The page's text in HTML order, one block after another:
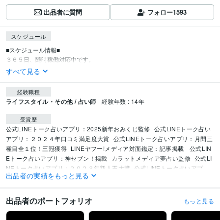
出品者に質問 フォロー1593
スケジュール
■スケジュール情報■
３６５日、随時稼働対応中です。
すべて見る
経験職種
ライフスタイル・その他 / 占い師 経験年数 : 14年
受賞歴
公式LINEトーク占いアプリ：2025新年おみくじ監修 公式LINEトーク占い
アプリ：２０２４年口コミ満足度大賞 公式LINEトーク占いアプリ：月間三
種目全１位！三冠獲得 LINEヤフー!メディア対面鑑定：記事掲載
公式LIN
Eトーク占いアプリ：神セブン！掲載 カラットメディア夢占い監修 公式LI
NEトーク占いアプリ：２０２３年新人王大賞 公式LINEトーク占いアプ
リ：２０２３年デビュー新人１位
うとどうなる？
チャット占い　旧amory：２０２０年✳︎総合２位
人気電話
占い師７選！：超常メンタリストとして受賞
出品者の実績をもっと見る
出品者のポートフォリオ もっと見る